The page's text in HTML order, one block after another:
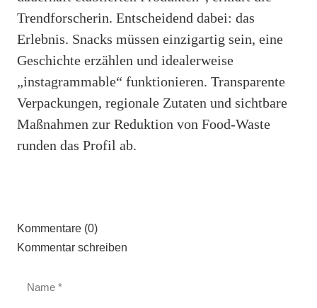
Trendforscherin. Entscheidend dabei: das
Erlebnis. Snacks müssen einzigartig sein, eine
Geschichte erzählen und idealerweise
„instagrammable“ funktionieren. Transparente
Verpackungen, regionale Zutaten und sichtbare
Maßnahmen zur Reduktion von Food-Waste
runden das Profil ab.
Kommentare (0)
Kommentar schreiben